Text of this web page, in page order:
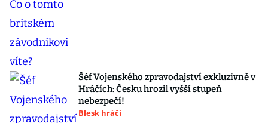
Šéf Vojenského zpravodajství exkluzivně v
Hráčích: Česku hrozil vyšší stupeň
nebezpečí!
Blesk hráči